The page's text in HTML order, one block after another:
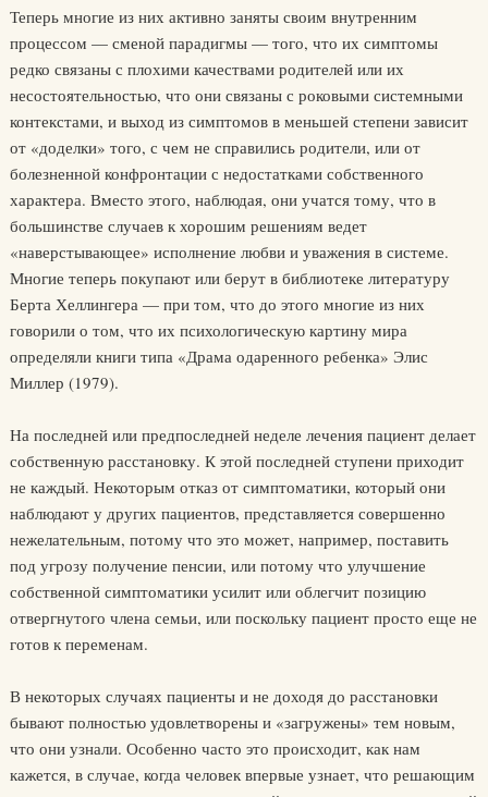
Теперь многие из них активно заняты своим внутренним
процессом — сменой парадигмы — того, что их симптомы
редко связаны с плохими качествами родителей или их
несостоятельностью, что они связаны с роковыми системными
контекстами, и выход из симптомов в меньшей степени зависит
от «доделки» того, с чем не справились родители, или от
болезненной конфронтации с недостатками собственного
характера. Вместо этого, наблюдая, они учатся тому, что в
большинстве случаев к хорошим решениям ведет
«наверстывающее» исполнение любви и уважения в системе.
Многие теперь покупают или берут в библиотеке литературу
Берта Хеллингера — при том, что до этого многие из них
говорили о том, что их психологическую картину мира
определяли книги типа «Драма одаренного ребенка» Элис
Миллер (1979).
На последней или предпоследней неделе лечения пациент делает
собственную расстановку. К этой последней ступени приходит
не каждый. Некоторым отказ от симптоматики, который они
наблюдают у других пациентов, представляется совершенно
нежелательным, потому что это может, например, поставить
под угрозу получение пенсии, или потому что улучшение
собственной симптоматики усилит или облегчит позицию
отвергнутого члена семьи, или поскольку пациент просто еще не
готов к переменам.
В некоторых случаях пациенты и не доходя до расстановки
бывают полностью удовлетворены и «загружены» тем новым,
что они узнали. Особенно часто это происходит, как нам
кажется, в случае, когда человек впервые узнает, что решающим